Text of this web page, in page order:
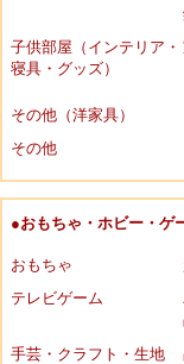
子供部屋（インテリア・
寝具・グッズ）
その他（洋家具）
その他
●おもちゃ・ホビー・ゲ
おもちゃ
テレビゲーム
手芸・クラフト・生地